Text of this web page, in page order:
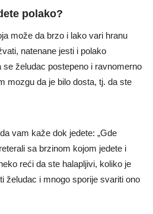
polako?
može da brzo i lako vari hranu
natenane jesti i polako
želudac postepeno i ravnomerno
mozgu da je bilo dosta, tj. da ste
vam kaže dok jedete: „Gde
sa brzinom kojom jedete i
reći da ste halapljivi, koliko je
želudac i mnogo sporije svariti ono